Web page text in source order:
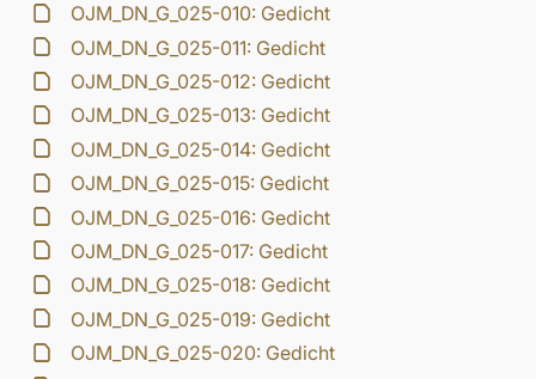
OJM_DN_G_025-010: Gedicht
OJM_DN_G_025-011: Gedicht
OJM_DN_G_025-012: Gedicht
OJM_DN_G_025-013: Gedicht
OJM_DN_G_025-014: Gedicht
OJM_DN_G_025-015: Gedicht
OJM_DN_G_025-016: Gedicht
OJM_DN_G_025-017: Gedicht
OJM_DN_G_025-018: Gedicht
OJM_DN_G_025-019: Gedicht
OJM_DN_G_025-020: Gedicht